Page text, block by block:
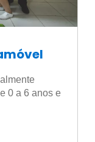
0 a 6 anos e